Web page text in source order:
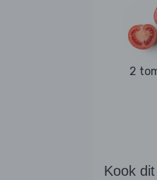
2
Kook